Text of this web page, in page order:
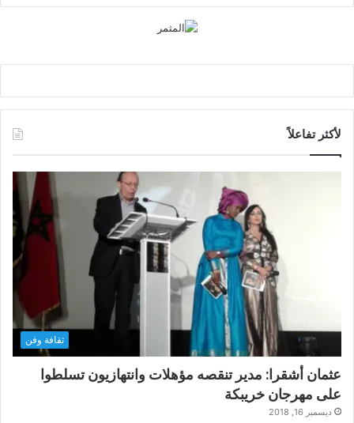
لأكثر تفاعلاً
ثقافة وفن
عثمان أشقرا: مدير تنقصه مؤهلات وانتهازيون تسلطوا
على مهرجان خريبكة
ديسمبر 16, 2018